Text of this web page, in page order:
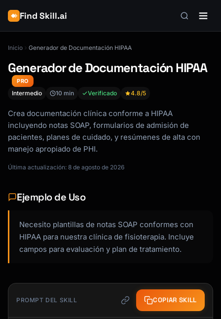
Find Skill.ai
Inicio Generador de Documentación HIPAA
Generador de Documentación HIPAA
PRO
Intermedio 10 min Verificado 4.8/5
Crea documentación clínica conforme a HIPAA
incluyendo notas SOAP, formularios de admisión de
pacientes, planes de cuidado, y resúmenes de alta con
manejo apropiado de PHI.
Última actualización: 8 de agosto de 2026
Ejemplo de Uso
Necesito plantillas de notas SOAP conformes con
HIPAA para nuestra clínica de fisioterapia. Incluye
campos para evaluación y plan de tratamiento.
PROMPT DEL SKILL COPIAR SKILL